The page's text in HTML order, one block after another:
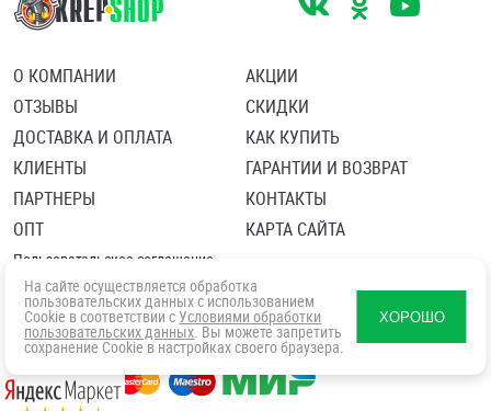
О КОМПАНИИ
ОТЗЫВЫ
ДОСТАВКА И ОПЛАТА
КЛИЕНТЫ
ПАРТНЕРЫ
ОПТ
АКЦИИ
СКИДКИ
КАК КУПИТЬ
ГАРАНТИИ И ВОЗВРАТ
КОНТАКТЫ
КАРТА САЙТА
Пользовательское соглашение
Политика в отношении обработки персональных данных
Согласие посетителя сайта на обработку персональных данны
На сайте осуществляется обработка
пользовательских данных с использованием
Cookie в соответствии с Условиями обработки
пользовательских данных. Вы можете запретить
сохранение Cookie в настройках своего браузера.
ХОРОШО